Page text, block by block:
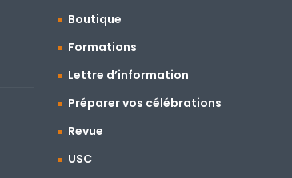
Boutique
Formations
Lettre d’information
Préparer vos célébrations
Revue
USC